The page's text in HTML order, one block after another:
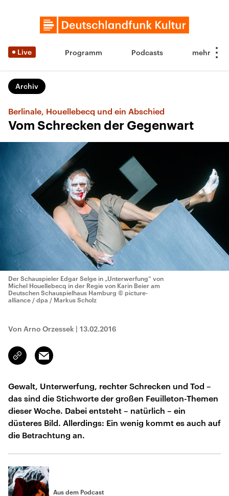
Live Programm Podcasts
Archiv
Berlinale, Houellebecq und ein Abschied
Vom Schrecken der Gegenwart
Der Schauspieler Edgar Selge in „Unterwerfung“ von
Michel Houellebecq in der Regie von Karin Beier am
Deutschen Schauspielhaus Hamburg © picture-
alliance / dpa / Markus Scholz
Von Arno Orzessek | 13.02.2016
Link
kopieren/teilen
Email
Gewalt, Unterwerfung, rechter Schrecken und Tod –
das sind die Stichworte der großen Feuilleton-Themen
dieser Woche. Dabei entsteht – natürlich – ein
düsteres Bild. Allerdings: Ein wenig kommt es auch auf
die Betrachtung an.
Aus dem Podcast